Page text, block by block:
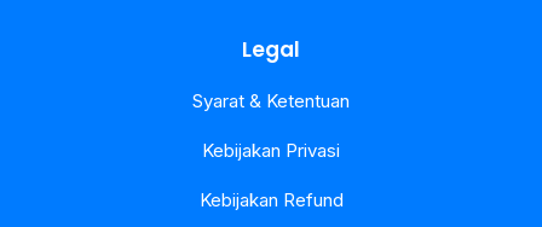
Legal
Syarat & Ketentuan
Kebijakan Privasi
Kebijakan Refund